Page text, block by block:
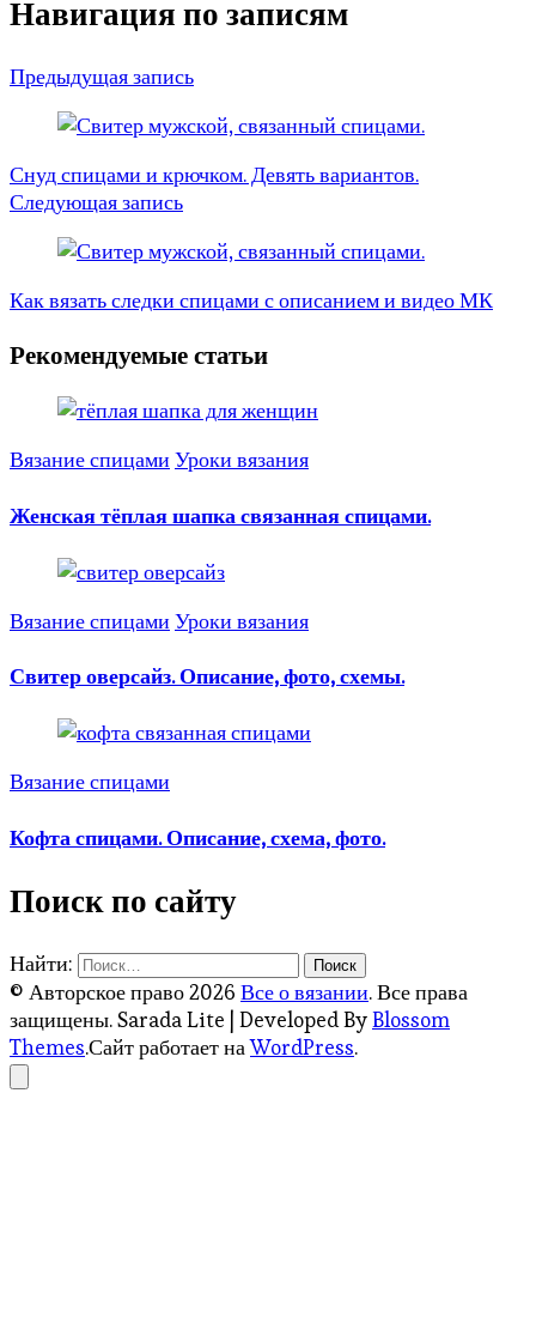
Навигация по записям
Предыдущая запись
Снуд спицами и крючком. Девять вариантов.
Следующая запись
Как вязать следки спицами с описанием и видео МК
Рекомендуемые статьи
Вязание спицами Уроки вязания
Женская тёплая шапка связанная спицами.
Вязание спицами Уроки вязания
Свитер оверсайз. Описание, фото, схемы.
Вязание спицами
Кофта спицами. Описание, схема, фото.
Поиск по сайту
Найти:
© Авторское право 2026 Все о вязании. Все права
защищены.Sarada Lite | Developed ByBlossom
Themes.Сайт работает наWordPress.